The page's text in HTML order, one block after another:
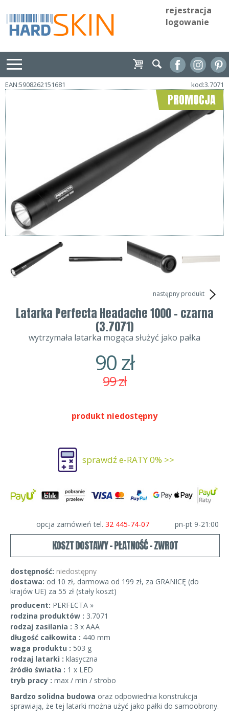
rejestracja
logowanie
EAN:5908262151681 kod:3.7071
PROMOCJA
następny produkt
Latarka Perfecta Headache 1000 - czarna
(3.7071)
wytrzymała latarka mogąca służyć jako pałka
90zł
99zł
produkt niedostępny
sprawdź e-RATY 0% >>
opcja zamówień tel. 32 445-74-07 pn-pt 9-21:00
KOSZT DOSTAWY - PŁATNOŚĆ - ZWROT
dostępność: niedostępny
dostawa: od 10 zł, darmowa od 199 zł, za GRANICĘ (do
krajów UE) za 55 zł (stały koszt)
producent: PERFECTA »
rodzina produktów : 3.7071
rodzaj zasilania : 3 x AAA
długość całkowita : 440 mm
waga produktu : 503 g
rodzaj latarki : klasyczna
źródło światła : 1 x LED
tryb pracy : max / min / strobo
Bardzo solidna budowa oraz odpowiednia konstrukcja
sprawiają, że tej latarki można użyć jako pałki do samoobrony.